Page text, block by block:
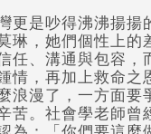
更是吵得沸沸揚揚
琳，她們個性上的
任、溝通與包容，
情，再加上救命之
浪漫了，一方面要
苦。社會學老師曾